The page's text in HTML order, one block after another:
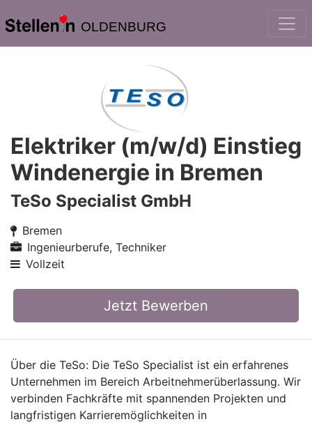
OLDENBURG
Elektriker (m/w/d) Einstieg
Windenergie in Bremen
TeSo Specialist GmbH
Bremen
Ingenieurberufe, Techniker
Vollzeit
Jetzt Bewerben
Über die TeSo: Die TeSo Specialist ist ein erfahrenes
Unternehmen im Bereich Arbeitnehmerüberlassung. Wir
verbinden Fachkräfte mit spannenden Projekten und
langfristigen Karrieremöglichkeiten in